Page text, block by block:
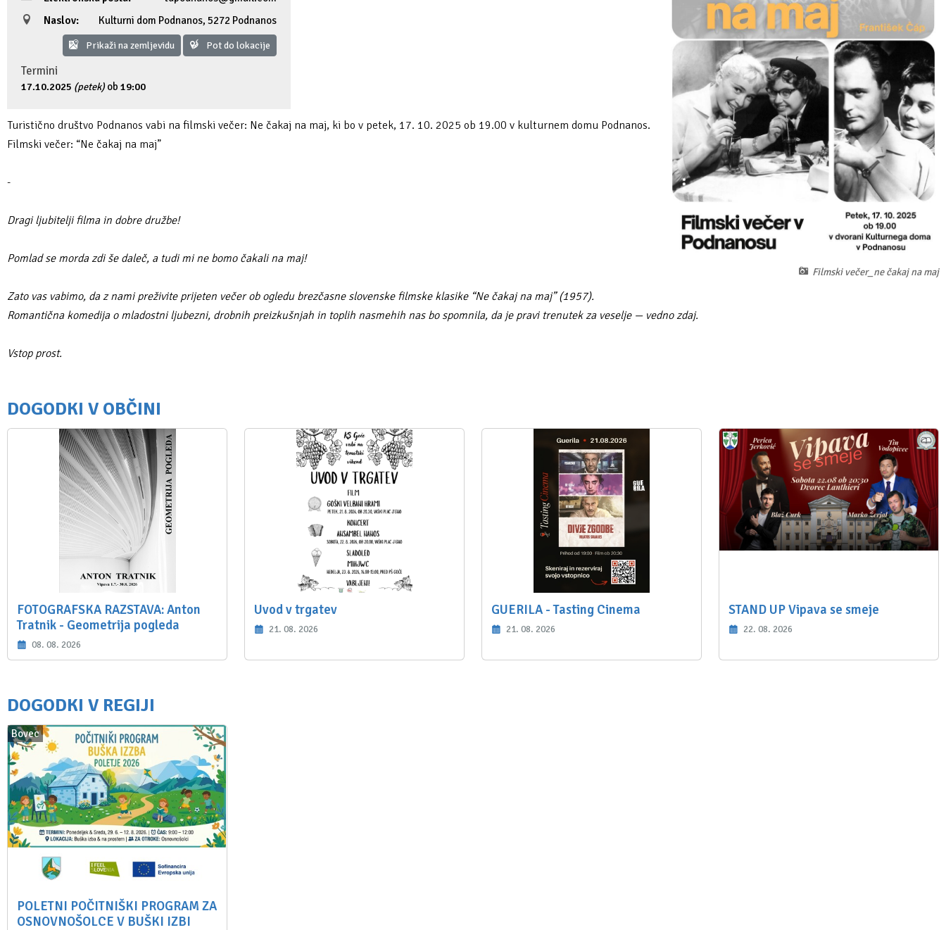
Filmski večer_ne čakaj na maj
Naslov:
Kulturni dom Podnanos, 5272 Podnanos
Prikaži na zemljevidu Pot do lokacije
Termini
17.10.2025 (petek)ob 19:00
Turistično društvo Podnanos vabi na filmski večer: Ne čakaj na maj, ki bo v petek, 17. 10. 2025 ob 19.00 v kulturnem domu Podnanos.
Filmski večer: “Ne čakaj na maj”
-
Dragi ljubitelji filma in dobre družbe!
Pomlad se morda zdi še daleč, a tudi mi ne bomo čakali na maj!
Zato vas vabimo, da z nami preživite prijeten večer ob ogledu brezčasne slovenske filmske klasike “Ne čakaj na maj” (1957).
Romantična komedija o mladostni ljubezni, drobnih preizkušnjah in toplih nasmehih nas bo spomnila, da je pravi trenutek za veselje — vedno zdaj.
Vstop prost.
DOGODKI V OBČINI
FOTOGRAFSKA RAZSTAVA: Anton
Tratnik - Geometrija pogleda
08. 08. 2026
Uvod v trgatev
21. 08. 2026
GUERILA - Tasting Cinema
21. 08. 2026
STAND UP Vipava se smeje
22. 08. 2026
DOGODKI V REGIJI
Bovec
POLETNI POČITNIŠKI PROGRAM ZA
OSNOVNOŠOLCE V BUŠKI IZBI
Fotogalerija
Ideja za izlet
Raziskuj Vipavo s pomočjo vitezov Vipavskih
Zasebno doživetje lova na tartufe
Pomembni kontakti
Pogosta vprašanja
Novičke
Publikacije
Zelena Vipava
Trajnostna mobilnost